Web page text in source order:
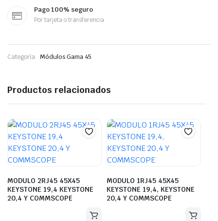
Pago 100% seguro
Por tarjeta o transferencia
Categoría: Módulos Gama 45
Productos relacionados
MODULO 2RJ45 45X45
KEYSTONE 19,4 KEYSTONE
20,4 Y COMMSCOPE
MODULO 1RJ45 45X45
KEYSTONE 19,4, KEYSTONE
20,4 Y COMMSCOPE